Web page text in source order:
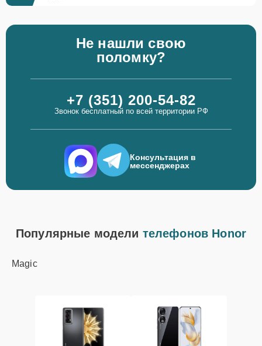
Не нашли свою
поломку?
+7 (351) 200-54-82
Звонок бесплатный по всей территории РФ
Консультация в
мессенджерах
Популярные модели телефонов Honor
Magic